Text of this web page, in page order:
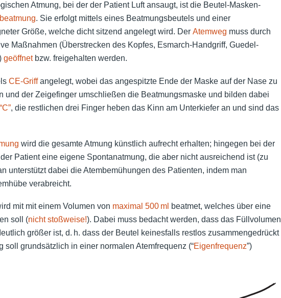
Atmung, bei der der Patient Luft ansaugt, ist die Beutel-Masken-
. Sie erfolgt mittels eines Beatmungsbeutels und einer
Größe, welche dicht sitzend angelegt wird. Der Atemweg muss durch
Maßnahmen (Überstrecken des Kopfes, Esmarch-Handgriff, Guedel-
geöffnetbzw. freigehalten werden.
CE-Griffangelegt, wobei das angespitzte Ende der Maske auf der Nase zu
und der Zeigefinger umschließen die Beatmungsmaske und bilden dabei
“C”, die restlichen drei Finger heben das Kinn am Unterkiefer an und sind das
wird die gesamte Atmung künstlich aufrecht erhalten; hingegen bei der
der Patient eine eigene Spontanatmung, die aber nicht ausreichend ist (zu
unterstützt dabei die Atembemühungen des Patienten, indem man
verabreicht.
mit mit einem Volumen von maximal 500 ml beatmet, welches über eine
soll (nichtstoßweise!). Dabei muss bedacht werden, dass das Füllvolumen
größer ist, d. h. dass der Beutel keinesfalls restlos zusammengedrückt
soll grundsätzlich in einer normalen Atemfrequenz (“Eigenfrequenz”)